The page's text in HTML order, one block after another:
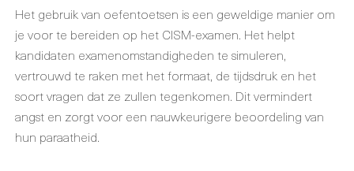
Het gebruik van oefentoetsen is een geweldige manier om
je voor te bereiden op het CISM-examen. Het helpt
kandidaten examenomstandigheden te simuleren,
vertrouwd te raken met het formaat, de tijdsdruk en het
soort vragen dat ze zullen tegenkomen. Dit vermindert
angst en zorgt voor een nauwkeurigere beoordeling van
hun paraatheid.